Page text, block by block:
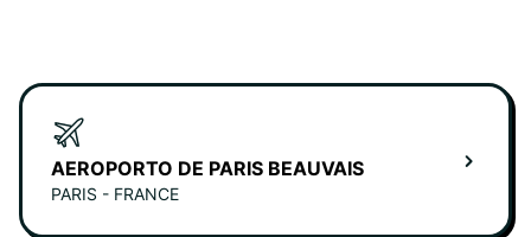
AEROPORTO DE PARIS BEAUVAIS
PARIS - FRANCE